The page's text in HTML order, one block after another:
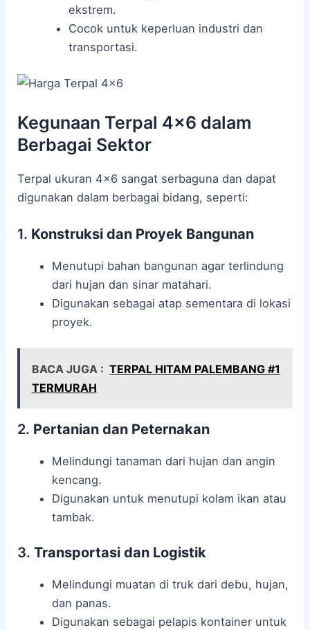
ekstrem.
Cocok untuk keperluan industri dan
transportasi.
Kegunaan Terpal 4×6 dalam
Berbagai Sektor
Terpal ukuran 4×6 sangat serbaguna dan dapat
digunakan dalam berbagai bidang, seperti:
1. Konstruksi dan Proyek Bangunan
Menutupi bahan bangunan agar terlindung
dari hujan dan sinar matahari.
Digunakan sebagai atap sementara di lokasi
proyek.
BACA JUGA : TERPAL HITAM PALEMBANG #1
TERMURAH
2. Pertanian dan Peternakan
Melindungi tanaman dari hujan dan angin
kencang.
Digunakan untuk menutupi kolam ikan atau
tambak.
3.Transportasi dan Logistik
Melindungi muatan di truk dari debu, hujan,
dan panas.
Digunakan sebagai pelapis kontainer untuk